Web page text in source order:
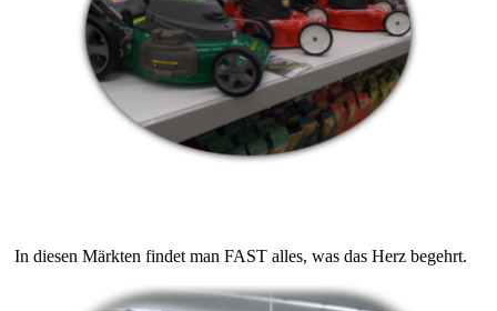
In diesen Märkten findet man FAST alles, was das Herz begehrt.